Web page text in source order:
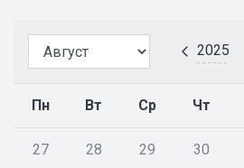
2025
Пн Вт Ср Чт
27 28 29 30